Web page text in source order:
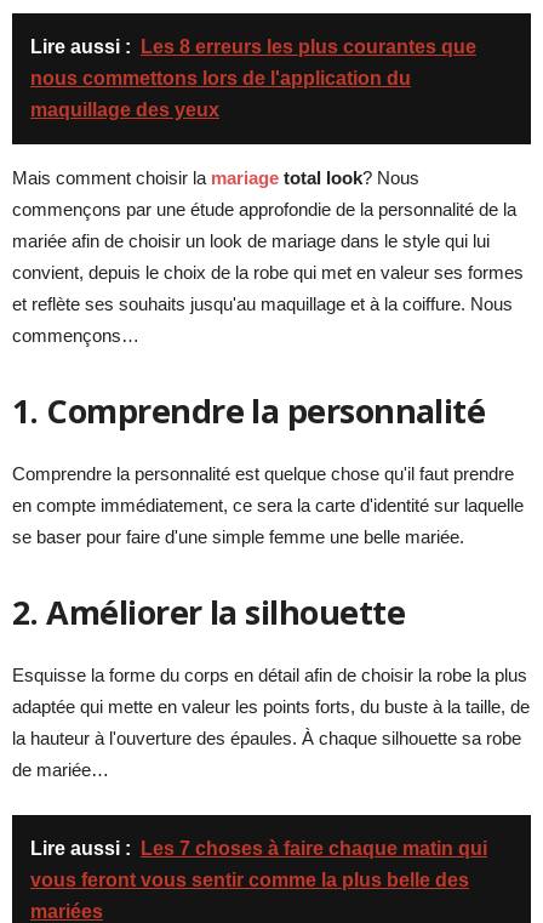
Lire aussi :
Les 8 erreurs les plus courantes que
nous commettons lors de l'application du
maquillage des yeux
Mais comment choisir la mariage total look? Nous
commençons par une étude approfondie de la personnalité de la
mariée afin de choisir un look de mariage dans le style qui lui
convient, depuis le choix de la robe qui met en valeur ses formes
et reflète ses souhaits jusqu'au maquillage et à la coiffure. Nous
commençons…
1. Comprendre la personnalité
Comprendre la personnalité est quelque chose qu'il faut prendre
en compte immédiatement, ce sera la carte d'identité sur laquelle
se baser pour faire d'une simple femme une belle mariée.
2. Améliorer la silhouette
Esquisse la forme du corps en détail afin de choisir la robe la plus
adaptée qui mette en valeur les points forts, du buste à la taille, de
la hauteur à l'ouverture des épaules. À chaque silhouette sa robe
de mariée…
Lire aussi :
Les 7 choses à faire chaque matin qui
vous feront vous sentir comme la plus belle des
mariées